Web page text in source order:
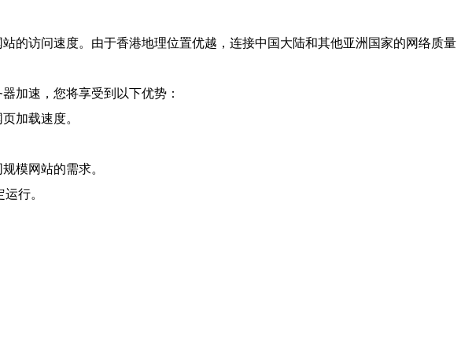
的访问速度。由于香港地理位置优越，连接中国大陆和其他亚洲国家的网络质量
加速，您将享受到以下优势：
加载速度。
模网站的需求。
行。